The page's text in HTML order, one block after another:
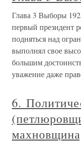
Глава 3 Выборы
первый президент
подняться над
выполнял свое
большим
уважение даже
6.